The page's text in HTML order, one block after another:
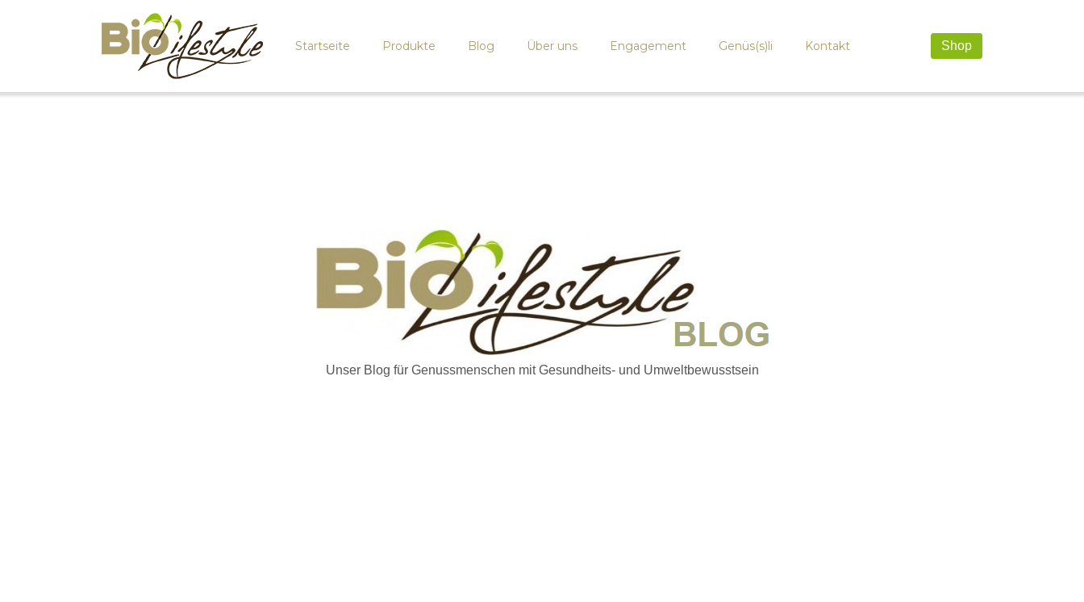
Startseite Produkte Blog Über uns Engagement Genüs(s)li Kontakt Shop
Unser Blog für Genussmenschen mit Gesundheits- und Umweltbewusstsein